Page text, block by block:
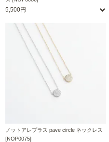
5,500円
ノットアレプラス pave circle ネックレス
[NOP0075]